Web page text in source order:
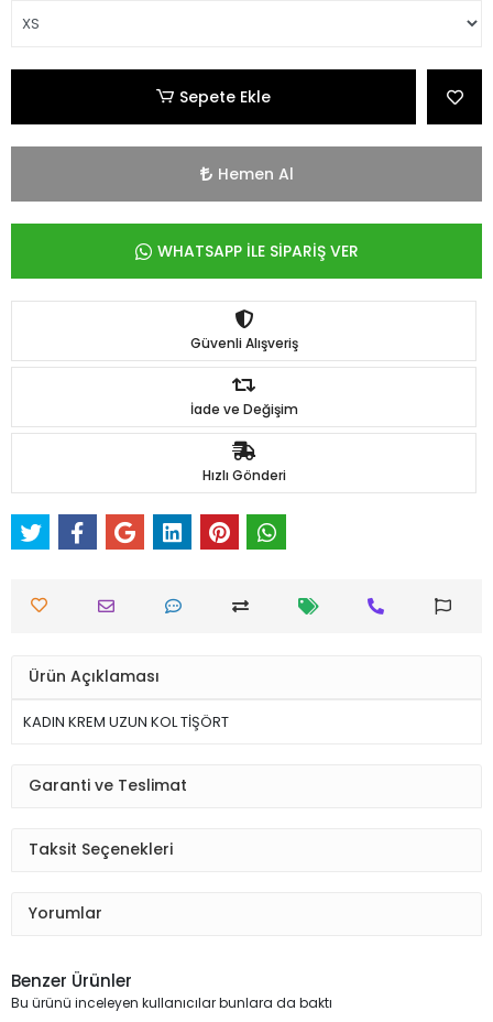
Sepete Ekle
Hemen Al
WHATSAPP İLE SİPARİŞ VER
Güvenli Alışveriş
İade ve Değişim
Hızlı Gönderi
Ürün Açıklaması
KADIN KREM UZUN KOL TİŞÖRT
Garanti ve Teslimat
Taksit Seçenekleri
Yorumlar
Benzer Ürünler
Bu ürünü inceleyen kullanıcılar bunlara da baktı